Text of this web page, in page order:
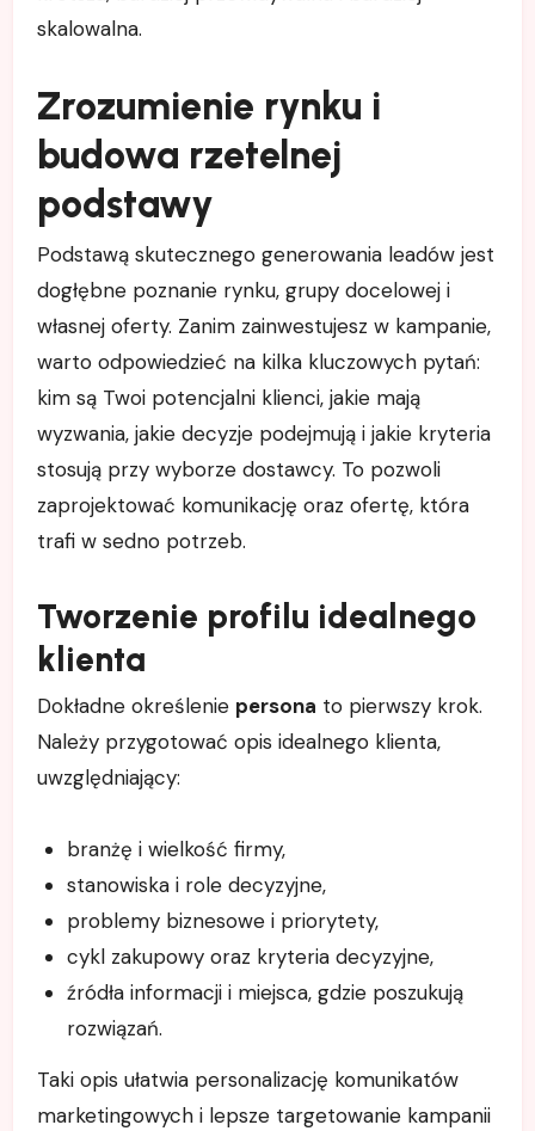
skalowalna.
Zrozumienie rynku i
budowa rzetelnej
podstawy
Podstawą skutecznego generowania leadów jest
dogłębne poznanie rynku, grupy docelowej i
własnej oferty. Zanim zainwestujesz w kampanie,
warto odpowiedzieć na kilka kluczowych pytań:
kim są Twoi potencjalni klienci, jakie mają
wyzwania, jakie decyzje podejmują i jakie kryteria
stosują przy wyborze dostawcy. To pozwoli
zaprojektować komunikację oraz ofertę, która
trafi w sedno potrzeb.
Tworzenie profilu idealnego
klienta
Dokładne określenie persona to pierwszy krok.
Należy przygotować opis idealnego klienta,
uwzględniający:
branżę i wielkość firmy,
stanowiska i role decyzyjne,
problemy biznesowe i priorytety,
cykl zakupowy oraz kryteria decyzyjne,
źródła informacji i miejsca, gdzie poszukują
rozwiązań.
Taki opis ułatwia personalizację komunikatów
marketingowych i lepsze targetowanie kampanii